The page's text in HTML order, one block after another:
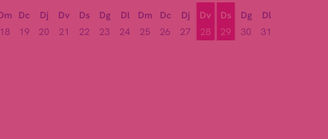
18
Dc
19
Dj
20
Dv
21
Ds
22
Dg
23
Dl
24
Dm
25
Dc
26
Dj
27
Dv
28
Ds
29
Dg
30
Dl
31